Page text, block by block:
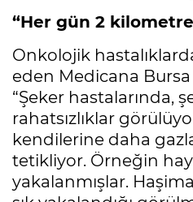
“Her gün 2
Onkolojik
eden Medicana Bursa
“Şeker hastalarında,
rahatsızlıklar
kendilerine daha
tetikliyor. Örneğin
yakalanmışlar.